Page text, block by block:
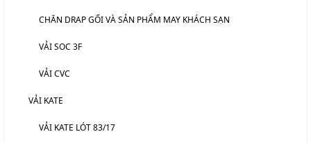
CHĂN DRAP GỐI VÀ SẢN PHẨM MAY KHÁCH SẠN
VẢI SOC 3F
VẢI CVC
VẢI KATE
VẢI KATE LÓT 83/17